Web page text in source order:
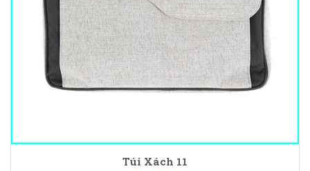
Túi Xách 11